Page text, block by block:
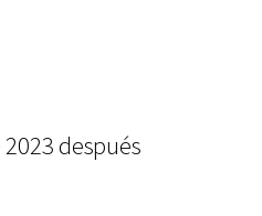
después